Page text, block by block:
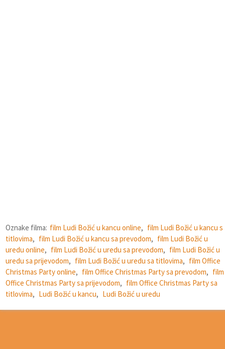
Oznake filma: film Ludi Božić u kancu online, film Ludi Božić u kancu s
titlovima, film Ludi Božić u kancu sa prevodom, film Ludi Božić u
uredu online, film Ludi Božić u uredu sa prevodom, film Ludi Božić u
uredu sa prijevodom, film Ludi Božić u uredu sa titlovima, film Office
Christmas Party online, film Office Christmas Party sa prevodom, film
Office Christmas Party sa prijevodom, film Office Christmas Party sa
titlovima, Ludi Božić u kancu, Ludi Božić u uredu